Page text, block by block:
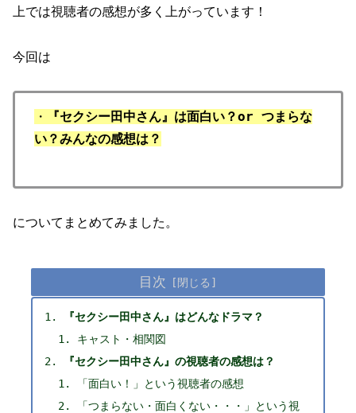
上では視聴者の感想が多く上がっています！
今回は
・
『セクシー田中さん』は面白い？or つまらな
い？みんなの感想は？
についてまとめてみました。
目次
『セクシー田中さん』はどんなドラマ？
キャスト・相関図
『セクシー田中さん』の視聴者の感想は？
「面白い！」という視聴者の感想
「つまらない・面白くない・・・」という視